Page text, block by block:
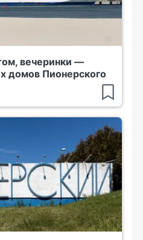
вечеринки —
домов Пионерского